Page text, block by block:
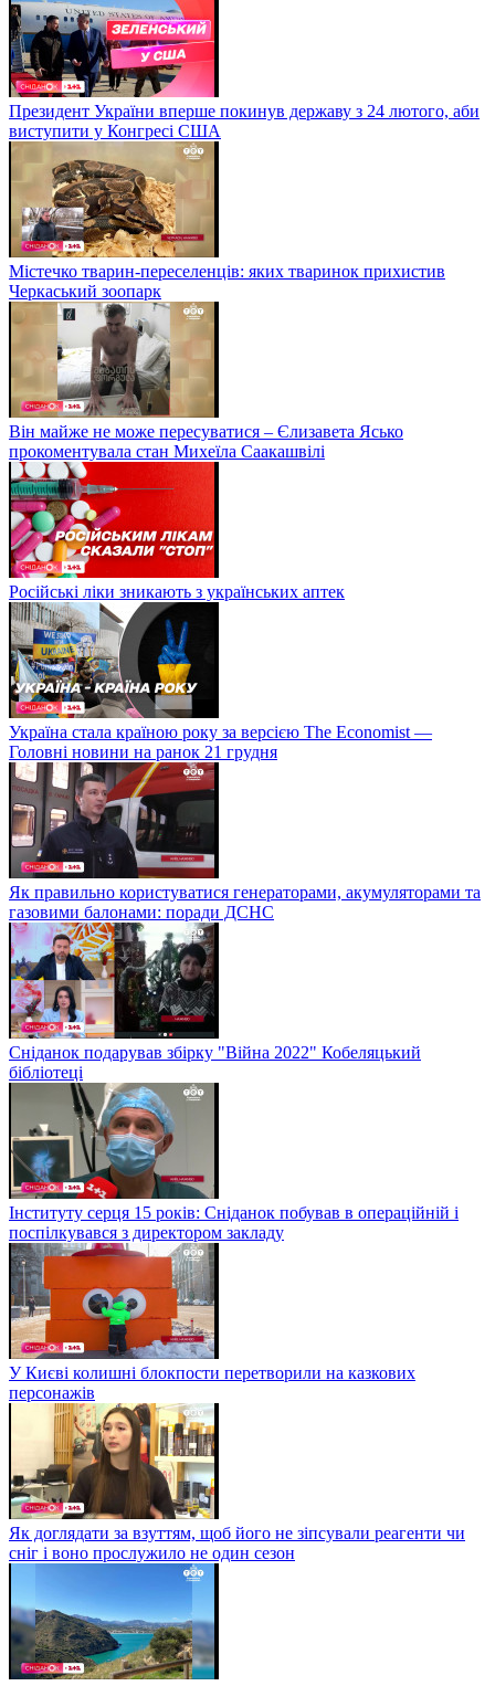
Президент України вперше покинув державу з 24 лютого, аби
виступити у Конгресі США
Містечко тварин-переселенців: яких тваринок прихистив
Черкаський зоопарк
Він майже не може пересуватися – Єлизавета Ясько
прокоментувала стан Михеїла Саакашвілі
Російські ліки зникають з українських аптек
Україна стала країною року за версією The Economist —
Головні новини на ранок 21 грудня
Як правильно користуватися генераторами, акумуляторами та
газовими балонами: поради ДСНС
Сніданок подарував збірку "Війна 2022" Кобеляцький
бібліотеці
Інституту серця 15 років: Сніданок побував в операційній і
поспілкувався з директором закладу
У Києві колишні блокпости перетворили на казкових
персонажів
Як доглядати за взуттям, щоб його не зіпсували реагенти чи
сніг і воно прослужило не один сезон